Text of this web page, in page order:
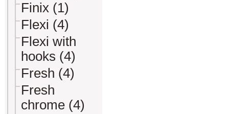
Finix (1)
Flexi (4)
Flexi with
hooks (4)
Fresh (4)
Fresh
chrome (4)